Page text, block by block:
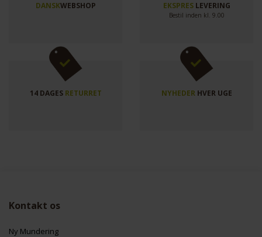
DANSKWEBSHOP EKSPRESLEVERING
Bestil inden kl. 9.00
14 DAGES RETURRET NYHEDERHVER UGE
Kontakt os
Ny Mundering